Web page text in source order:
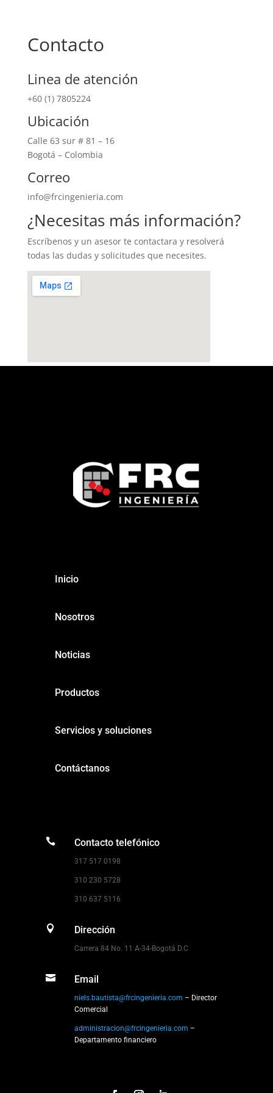
Contacto
Linea de atención
+60 (1) 7805224
Ubicación
Calle 63 sur # 81 – 16
Bogotá – Colombia
Correo
info@frcingenieria.com
¿Necesitas más información?
Escríbenos y un asesor te contactara y resolverá
todas las dudas y solicitudes que necesites.
Inicio
Nosotros
Noticias
Productos
Servicios y soluciones
Contáctanos
 Contacto telefónico
317 517 0198
310 230 5728
310 637 5116
 Dirección
Carrera 84 No. 11 A-34-Bogotá D.C
 Email
niels.bautista@frcingenieria.com – Director
Comercial
administracion@frcingenieria.com –
Departamento financiero